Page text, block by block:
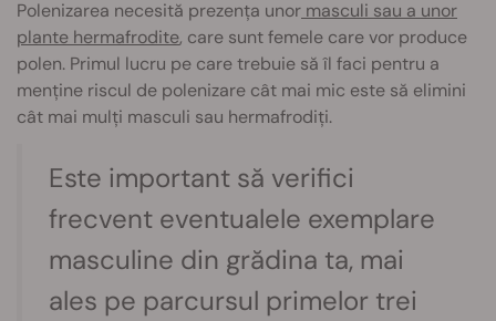
Polenizarea necesită prezența unor masculi sau a unor
plante hermafrodite, care sunt femele care vor produce
polen. Primul lucru pe care trebuie să îl faci pentru a
menține riscul de polenizare cât mai mic este să elimini
cât mai mulți masculi sau hermafrodiți.
Este important să verifici
frecvent eventualele exemplare
masculine din grădina ta, mai
ales pe parcursul primelor trei